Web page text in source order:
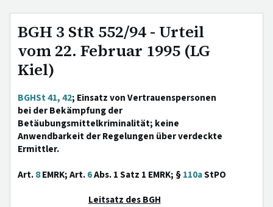
BGH 3 StR 552/94 - Urteil
vom 22. Februar 1995 (LG
Kiel)
BGHSt 41, 42; Einsatz von Vertrauenspersonen
bei der Bekämpfung der
Betäubungsmittelkriminalität; keine
Anwendbarkeit der Regelungen über verdeckte
Ermittler.
Art.8EMRK; Art.6Abs. 1 Satz 1 EMRK; §110aStPO
Leitsatz des BGH